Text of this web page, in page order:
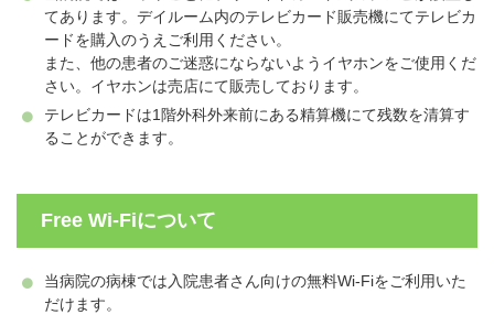
てあります。デイルーム内のテレビカード販売機にてテレビカ
ードを購入のうえご利用ください。
また、他の患者のご迷惑にならないようイヤホンをご使用くだ
さい。イヤホンは売店にて販売しております。
テレビカードは1階外科外来前にある精算機にて残数を清算す
ることができます。
Free Wi-Fiについて
当病院の病棟では入院患者さん向けの無料Wi-Fiをご利用いた
だけます。